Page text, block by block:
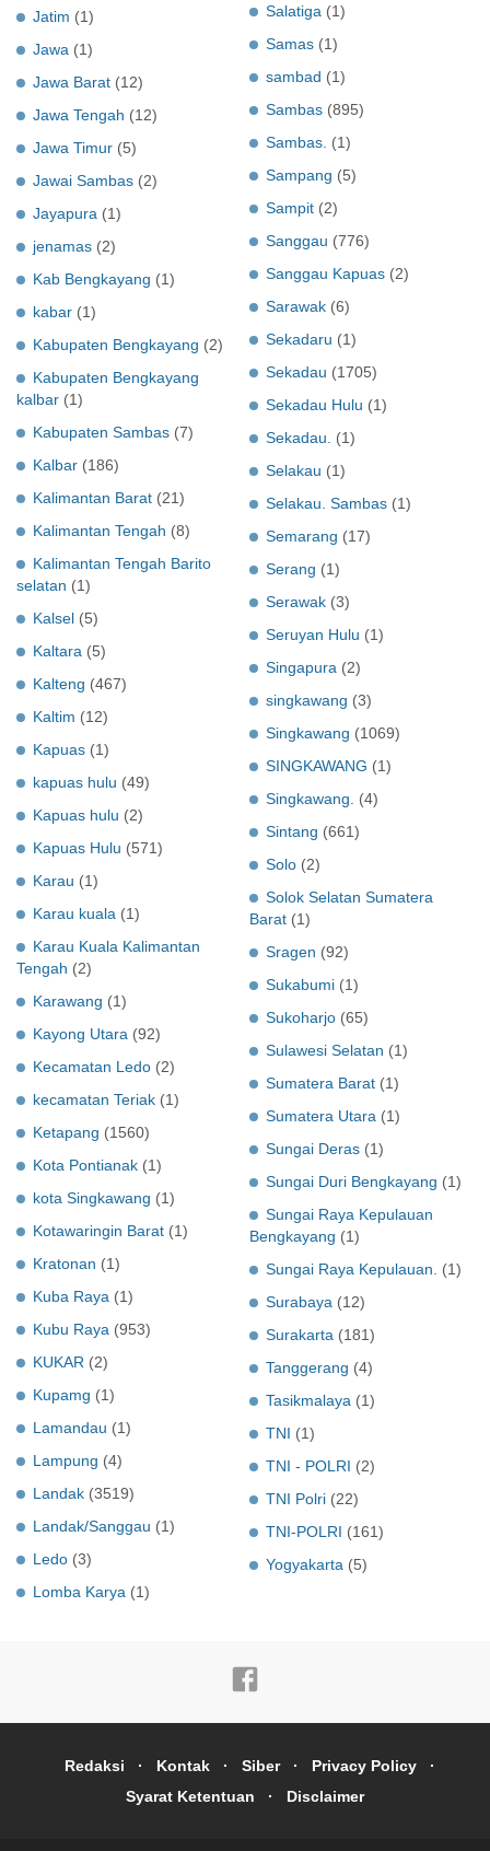
Jatim (1)
Jawa (1)
Jawa Barat (12)
Jawa Tengah (12)
Jawa Timur (5)
Jawai Sambas (2)
Jayapura (1)
jenamas (2)
Kab Bengkayang (1)
kabar (1)
Kabupaten Bengkayang (2)
Kabupaten Bengkayang
kalbar (1)
Kabupaten Sambas (7)
Kalbar (186)
Kalimantan Barat (21)
Kalimantan Tengah (8)
Kalimantan Tengah Barito
selatan (1)
Kalsel (5)
Kaltara (5)
Kalteng (467)
Kaltim (12)
Kapuas (1)
kapuas hulu (49)
Kapuas hulu (2)
Kapuas Hulu (571)
Karau (1)
Karau kuala (1)
Karau Kuala Kalimantan
Tengah (2)
Karawang (1)
Kayong Utara (92)
Kecamatan Ledo (2)
kecamatan Teriak (1)
Ketapang (1560)
Kota Pontianak (1)
kota Singkawang (1)
Kotawaringin Barat (1)
Kratonan (1)
Kuba Raya (1)
Kubu Raya (953)
KUKAR (2)
Kupamg (1)
Lamandau (1)
Lampung (4)
Landak (3519)
Landak/Sanggau (1)
Ledo (3)
Lomba Karya (1)
Salatiga (1)
Samas (1)
sambad (1)
Sambas (895)
Sambas. (1)
Sampang (5)
Sampit (2)
Sanggau (776)
Sanggau Kapuas (2)
Sarawak (6)
Sekadaru (1)
Sekadau (1705)
Sekadau Hulu (1)
Sekadau.
(1)
Selakau (1)
Selakau. Sambas (1)
Semarang (17)
Serang (1)
Serawak (3)
Seruyan Hulu (1)
Singapura (2)
singkawang (3)
Singkawang (1069)
SINGKAWANG (1)
Singkawang.
(4)
Sintang (661)
Solo (2)
Solok Selatan Sumatera
Barat (1)
Sragen (92)
Sukabumi (1)
Sukoharjo (65)
Sulawesi Selatan (1)
Sumatera Barat (1)
Sumatera Utara (1)
Sungai Deras (1)
Sungai Duri Bengkayang (1)
Sungai Raya Kepulauan
Bengkayang (1)
Sungai Raya Kepulauan.
(1)
Surabaya (12)
Surakarta (181)
Tanggerang (4)
Tasikmalaya (1)
TNI (1)
TNI - POLRI (2)
TNI Polri (22)
TNI-POLRI (161)
Yogyakarta (5)
Redaksi Kontak Siber
Privacy Policy
Syarat Ketentuan
Disclaimer